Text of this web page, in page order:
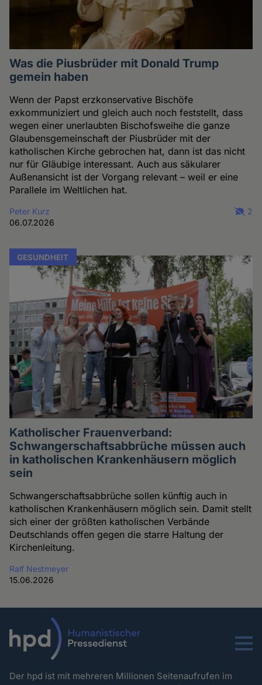
Was die Piusbrüder mit Donald Trump
gemein haben
Wenn der Papst erzkonservative Bischöfe
exkommuniziert und gleich auch noch feststellt, dass
wegen einer unerlaubten Bischofsweihe die ganze
Glaubensgemeinschaft der Piusbrüder mit der
katholischen Kirche gebrochen hat, dann ist das nicht
nur für Gläubige interessant. Auch aus säkularer
Außenansicht ist der Vorgang relevant – weil er eine
Parallele im Weltlichen hat.
Peter Kurz
06.07.2026
2
GESUNDHEIT
Katholischer Frauenverband:
Schwangerschaftsabbrüche müssen auch
in katholischen Krankenhäusern möglich
sein
Schwangerschaftsabbrüche sollen künftig auch in
katholischen Krankenhäusern möglich sein. Damit stellt
sich einer der größten katholischen Verbände
Deutschlands offen gegen die starre Haltung der
Kirchenleitung.
Ralf Nestmeyer
15.06.2026
Menu
Der hpd ist mit mehreren Millionen Seitenaufrufen im